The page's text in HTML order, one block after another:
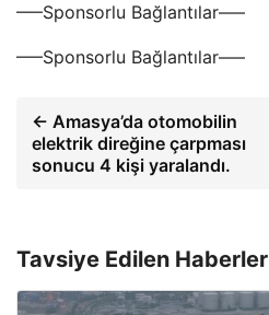
—–Sponsorlu Bağlantılar—–
—–Sponsorlu Bağlantılar—–
← Amasya’da otomobilin
elektrik direğine çarpması
sonucu 4 kişi yaralandı.
Tavsiye Edilen Haberler